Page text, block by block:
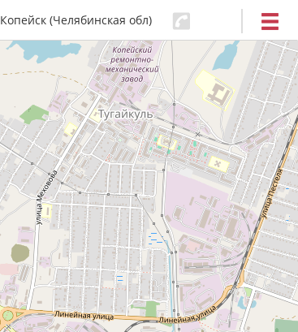
Копейск (Челябинская обл)